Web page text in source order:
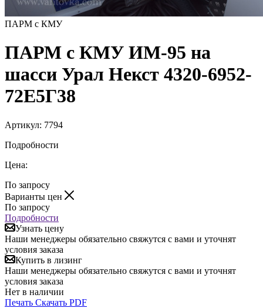
ПАРМ с КМУ
ПАРМ с КМУ ИМ-95 на
шасси Урал Некст 4320-6952-
72Е5Г38
Артикул: 7794
Подробности
Цена:
По запросу
Варианты цен
По запросу
Подробности
Узнать цену
Наши менеджеры обязательно свяжутся с вами и уточнят
условия заказа
Купить в лизинг
Наши менеджеры обязательно свяжутся с вами и уточнят
условия заказа
Нет в наличии
Печать Скачать PDF